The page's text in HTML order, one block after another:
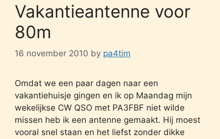
Vakantieantenne voor
80m
16 november 2010 by pa4tim
Omdat we een paar dagen naar een
vakantiehuisje gingen en ik op Maandag mijn
wekelijkse CW QSO met PA3FBF niet wilde
missen heb ik een antenne gemaakt. Hij moest
vooral snel staan en het liefst zonder dikke